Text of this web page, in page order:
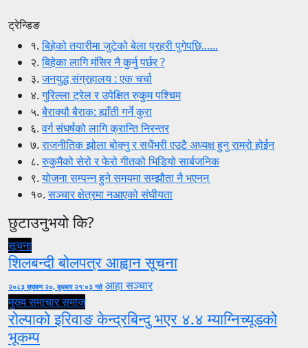
ट्रेन्डिङ
१.बिहेको तयारीमा जुटेको बेला प्रहरी पुगेपछि......
२.बिहेका लागि मंसिर नै कुर्नु पर्छर ?
३.जनयुद्ध संग्रहालय : एक चर्चा
४.गुरिल्ला ट्रेल र उपेक्षित रुकुम पश्चिम
५.बैराक्यौ बैराक: ह्याँती गर्ने कुरा
६.वर्ग संघर्षको लागि क्रान्ति निरन्तर
७.राजनीतिक झोला बोक्नु र सधैंभरी एउटै अध्यक्ष हुनु राम्रो होईन
८.रुकुमैको सेरो र फेरो गीतको भिडियो सार्बजनिक
९.योजना सम्पन्न हुने समयमा सम्झौता नै भएनन्
१०.सञ्चार क्षेत्रमा नआएको संघीयता
छुटाउनुभयो कि?
सूचना
शिलबन्दी बोलपत्र आह्वान सूचना
२०८३ श्रावण २०, बुधबार २१:०३ गते आहा सञ्चार
मुख्य समाचारसमाज
रोल्पाको इरिवाङ केन्द्रबिन्दु भएर ४.४ म्याग्निच्यूडको
भूकम्प